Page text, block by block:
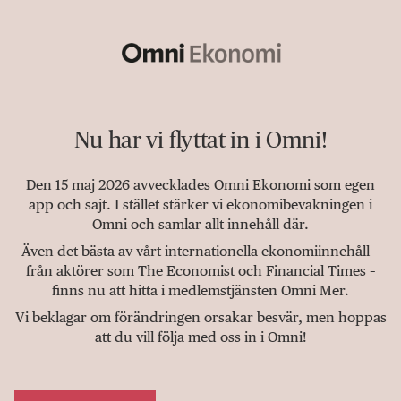
Nu har vi flyttat in i Omni!
Den 15 maj 2026 avvecklades Omni Ekonomi som egen
app och sajt. I stället stärker vi ekonomibevakningen i
Omni och samlar allt innehåll där.
Även det bästa av vårt internationella ekonomiinnehåll –
från aktörer som The Economist och Financial Times –
finns nu att hitta i medlemstjänsten Omni Mer.
Vi beklagar om förändringen orsakar besvär, men hoppas
att du vill följa med oss in i Omni!